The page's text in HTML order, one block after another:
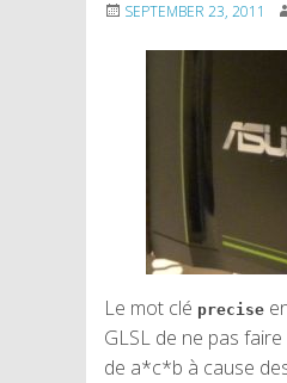
SEPTEMBER 23, 2011
Le mot clé precise
GLSL de ne pas
de a*c*b à cause